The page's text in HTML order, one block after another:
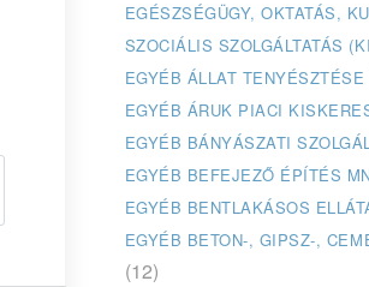
EGÉSZSÉGÜGY, OKTATÁS,
SZOCIÁLIS SZOLGÁLTATÁS
EGYÉB ÁLLAT TENYÉSZTÉSE
EGYÉB ÁRUK PIACI
EGYÉB BÁNYÁSZATI
EGYÉB BEFEJEZŐ ÉPÍTÉS
EGYÉB BENTLAKÁSOS
EGYÉB BETON-, GIPSZ-,
(12)